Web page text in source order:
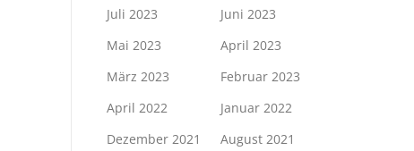
Juli 2023
Juni 2023
Mai 2023
April 2023
März 2023
Februar 2023
April 2022
Januar 2022
Dezember 2021
August 2021